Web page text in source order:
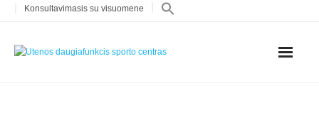
Konsultavimasis su visuomene